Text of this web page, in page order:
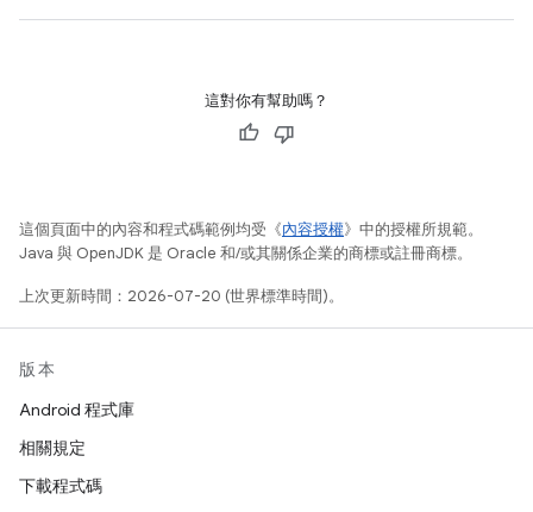
這對你有幫助嗎？
這個頁面中的內容和程式碼範例均受《內容授權》中的授權所規範。
Java 與 OpenJDK 是 Oracle 和/或其關係企業的商標或註冊商標。
上次更新時間：2026-07-20 (世界標準時間)。
版本
Android 程式庫
相關規定
下載程式碼